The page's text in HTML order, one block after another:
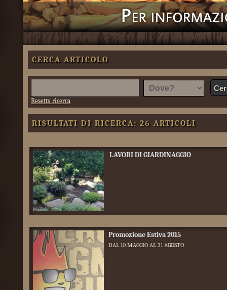
CERCA ARTICOLO
Resetta ricerca
RISULTATI DI RICERCA: 26 ARTICOLI
LAVORI DI GIARDINAGGIO
Promozione Estiva 2015
DAL 10 MAGGIO AL 31 AGOSTO